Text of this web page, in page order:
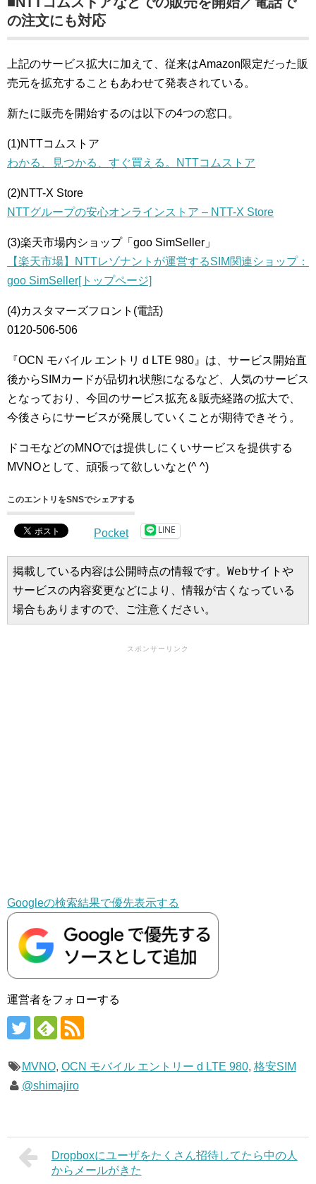
の注文にも対応
上記のサービス拡大に加えて、従来はAmazon限定だった販
売元を拡充することもあわせて発表されている。
新たに販売を開始するのは以下の4つの窓口。
(1)NTTコムストア
わかる、見つかる、すぐ買える。NTTコムストア
(2)NTT-X Store
NTTグループの安心オンラインストア – NTT-X Store
(3)楽天市場内ショップ「goo SimSeller」
【楽天市場】NTTレゾナントが運営するSIM関連ショップ：
goo SimSeller[トップページ]
(4)カスタマーズフロント(電話)
0120-506-506
『OCN モバイル エントリ d LTE 980』は、サービス開始直
後からSIMカードが品切れ状態になるなど、人気のサービス
となっており、今回のサービス拡充＆販売経路の拡大で、
今後さらにサービスが発展していくことが期待できそう。
ドコモなどのMNOでは提供しにくいサービスを提供する
MVNOとして、頑張って欲しいなと(^ ^)
このエントリをSNSでシェアする
Pocket LINE
掲載している内容は公開時点の情報です。Webサイトや
サービスの内容変更などにより、情報が古くなっている
場合もありますので、ご注意ください。
スポンサーリンク
Googleの検索結果で優先表示する
運営者をフォローする
MVNO, OCN モバイル エントリー d LTE 980, 格安SIM
@shimajiro
Dropboxにユーザをたくさん招待してたら中の人
からメールがきた